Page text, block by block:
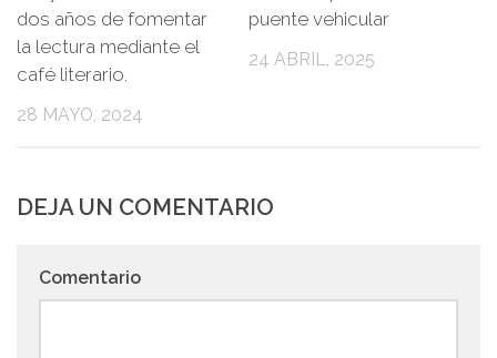
dos años de fomentar
la lectura mediante el
café literario.
28 MAYO, 2024
puente vehicular
24 ABRIL, 2025
DEJA UN COMENTARIO
Comentario